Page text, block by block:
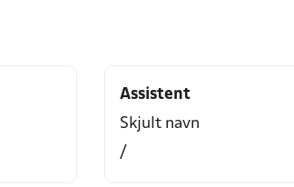
Assistent
Skjult navn
/